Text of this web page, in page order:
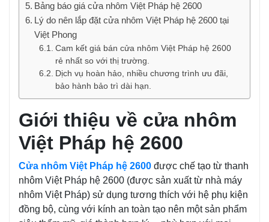
Bảng báo giá cửa nhôm Việt Pháp hệ 2600
Lý do nên lắp đặt cửa nhôm Việt Pháp hệ 2600 tại
Việt Phong
Cam kết giá bán cửa nhôm Việt Pháp hệ 2600
rẻ nhất so với thị trường.
Dịch vụ hoàn hảo, nhiều chương trình ưu đãi,
bảo hành bảo trì dài hạn.
Giới thiệu về cửa nhôm
Việt Pháp hệ 2600
Cửa nhôm Việt Pháp hệ 2600 được chế tạo từ thanh
nhôm Việt Pháp hệ 2600 (được sản xuất từ nhà máy
nhôm Việt Pháp) sử dụng tương thích với hệ phụ kiện
đồng bộ, cùng với kính an toàn tạo nên một sản phẩm